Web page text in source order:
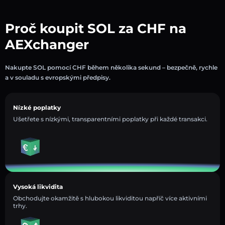
Proč koupit SOL za CHF na
AEXchanger
Nakupte SOL pomocí CHF během několika sekund – bezpečně, rychle
a v souladu s evropskými předpisy.
Nízké poplatky
Ušetřete s nízkými, transparentními poplatky při každé transakci.
Vysoká likvidita
Obchodujte okamžitě s hlubokou likviditou napříč více aktivními
trhy.